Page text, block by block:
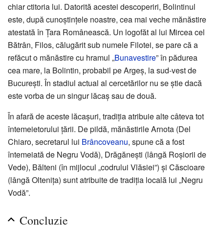
chiar ctitoria lui. Datorită acestei descoperiri, Bolintinul
este, după cunoștințele noastre, cea mai veche mănăstire
atestată în Țara Românească. Un logofăt al lui Mircea cel
Bătrân, Filos, călugărit sub numele Filotei, se pare că a
refăcut o mănăstire cu hramul „Bunavestire” în pădurea
cea mare, la Bolintin, probabil pe Argeș, la sud-vest de
București. În stadiul actual al cercetărilor nu se știe dacă
este vorba de un singur lăcaș sau de două.
În afară de aceste lăcașuri, tradiția atribuie alte câteva tot
întemeietorului țării. De pildă, mănăstirile Arnota (Del
Chiaro, secretarul lui Brâncoveanu, spune că a fost
întemeiată de Negru Vodă), Drăgănești (lângă Roșiorii de
Vede), Bălteni (în mijlocul „codrului Vlăsiei”) și Căscioare
(lângă Oltenița) sunt atribuite de tradiția locală lui „Negru
Vodă”.
Concluzie